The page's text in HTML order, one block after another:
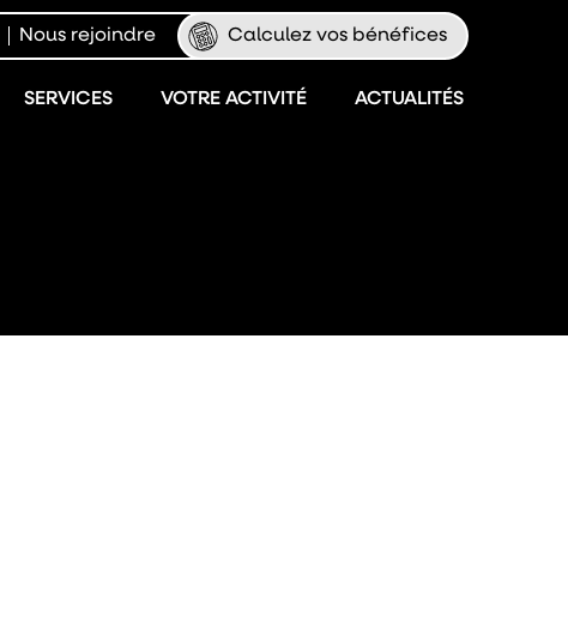
Nous rejoindre Calculez vos bénéfices
SERVICES VOTRE ACTIVITÉ ACTUALITÉS